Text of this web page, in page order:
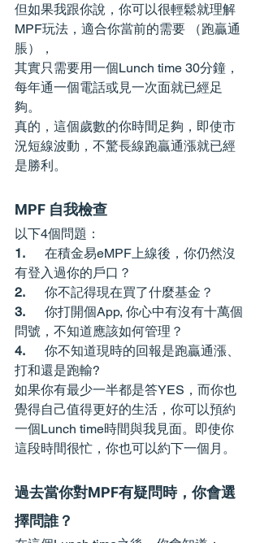
但如果我跟你說，你可以很輕鬆就理解
MPF玩法，適合你當前的需要 （跑贏通
脹），
其實只需要用一個Lunch time 30分鐘，
每年通一個電話或見一次面就已經足
夠。
真的，這個歲數的你時間足夠，即使市
況短線波動，不驚長線跑贏通漲就已經
是勝利。
MPF 自我檢查
以下4個問題：
1. 在積金易eMPF上線後，你仍然沒
有登入過你的戶口？
2. 你不記得現在買了什麼基金？
3. 你打開個App, 你心中有沒有十萬個
問號，不知道應該如何管理？
4. 你不知道現時的回報是跑贏通漲、
打和還是跑輸?
如果你有最少一半都是答YES，而你也
覺得自己值得更好的生活，你可以預約
一個Lunch time時間與我見面。即使你
這段時間很忙，你也可以約下一個月。
過去當你對MPF有疑問時，你會選
擇問誰？